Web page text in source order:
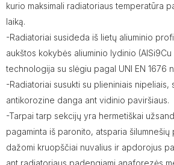
kurio maksimali radiatoriaus temperatūra
laiką.
-Radiatoriai susideda iš lietų aliuminio
aukštos kokybės aliuminio lydinio (AlSi9Cu
technologija su slėgiu pagal UNI EN 1676
-Radiatoriai susukti su plieniniais nipeliais,
antikorozine danga ant vidinio paviršiaus.
-Tarpai tarp sekcijų yra hermetiškai
pagaminta iš paronito, atsparia šilumnešių
dažomi kruopščiai nuvalius ir apdorojus
ant radiatoriaus padengiami anaforezės